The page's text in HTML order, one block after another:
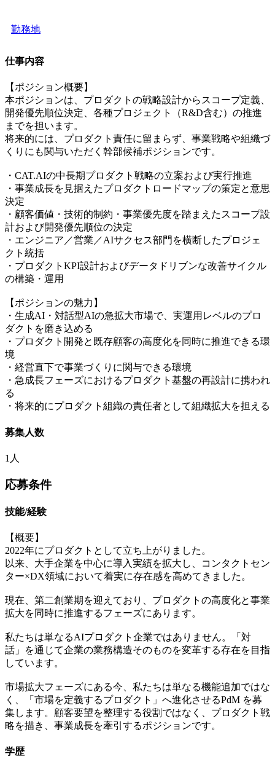
勤務地
仕事内容
【ポジション概要】
本ポジションは、プロダクトの戦略設計からスコープ定義、
開発優先順位決定、各種プロジェクト（R&D含む）の推進
までを担います。
将来的には、プロダクト責任に留まらず、事業戦略や組織づ
くりにも関与いただく幹部候補ポジションです。
・CAT.AIの中長期プロダクト戦略の立案および実行推進
・事業成長を見据えたプロダクトロードマップの策定と意思
決定
・顧客価値・技術的制約・事業優先度を踏まえたスコープ設
計および開発優先順位の決定
・エンジニア／営業／AIサクセス部門を横断したプロジェ
クト統括
・プロダクトKPI設計およびデータドリブンな改善サイクル
の構築・運用
【ポジションの魅力】
・生成AI・対話型AIの急拡大市場で、実運用レベルのプロ
ダクトを磨き込める
・プロダクト開発と既存顧客の高度化を同時に推進できる環
境
・経営直下で事業づくりに関与できる環境
・急成長フェーズにおけるプロダクト基盤の再設計に携われ
る
・将来的にプロダクト組織の責任者として組織拡大を担える
募集人数
1人
応募条件
技能/経験
【概要】
2022年にプロダクトとして立ち上がりました。
以来、大手企業を中心に導入実績を拡大し、コンタクトセン
ター×DX領域において着実に存在感を高めてきました。
現在、第二創業期を迎えており、プロダクトの高度化と事業
拡大を同時に推進するフェーズにあります。
私たちは単なるAIプロダクト企業ではありません。「対
話」を通じて企業の業務構造そのものを変革する存在を目指
しています。
市場拡大フェーズにある今、私たちは単なる機能追加ではな
く、「市場を定義するプロダクト」へ進化させるPdM を募
集します。顧客要望を整理する役割ではなく、プロダクト戦
略を描き、事業成長を牽引するポジションです。
学歴